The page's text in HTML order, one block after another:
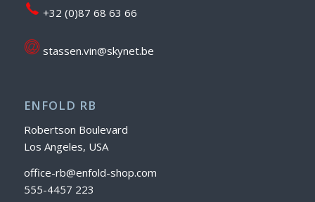
+32 (0)87 68 63 66
stassen.vin@skynet.be
ENFOLD RB
Robertson Boulevard
Los Angeles, USA
office-rb@enfold-shop.com
555-4457 223